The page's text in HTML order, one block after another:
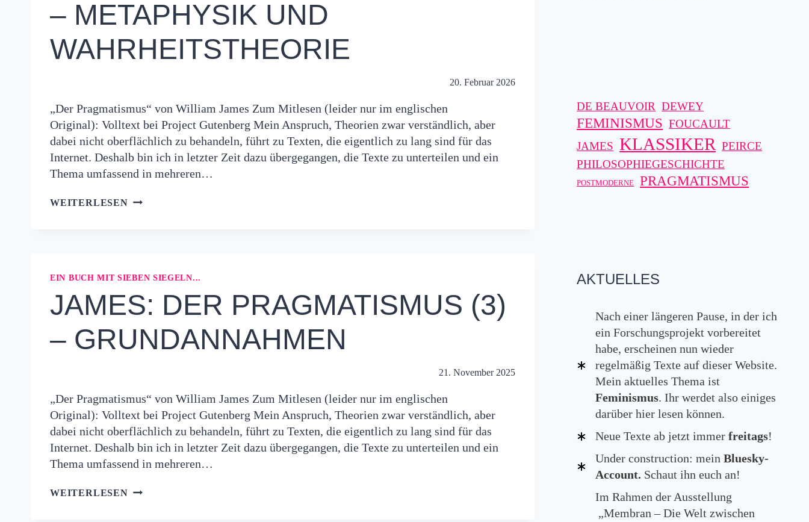
– METAPHYSIK UND
WAHRHEITSTHEORIE
20. Februar 2026
„Der Pragmatismus“ von William James Zum Mitlesen (leider nur im englischen
Original): Volltext bei Project Gutenberg Mein Anspruch, Theorien zwar verständlich, aber
dabei nicht oberflächlich zu behandeln, führt zu Texten, die eigentlich zu lang sind für das
Internet. Deshalb bin ich in letzter Zeit dazu übergegangen, die Texte zu unterteilen und ein
Thema umfassend in mehreren…
WEITERLESENJAMES:
UND
EIN BUCH MIT SIEBEN SIEGELN...
JAMES: DER PRAGMATISMUS (3)
– GRUNDANNAHMEN
21. November 2025
„Der Pragmatismus“ von William James Zum Mitlesen (leider nur im englischen
Original): Volltext bei Project Gutenberg Mein Anspruch, Theorien zwar verständlich, aber
dabei nicht oberflächlich zu behandeln, führt zu Texten, die eigentlich zu lang sind für das
Internet. Deshalb bin ich in letzter Zeit dazu übergegangen, die Texte zu unterteilen und ein
Thema umfassend in mehreren…
WEITERLESENJAMES:
DE BEAUVOIR DEWEY
FEMINISMUS FOUCAULT
JAMES KLASSIKER PEIRCE
PHILOSOPHIEGESCHICHTE
POSTMODERNE PRAGMATISMUS
AKTUELLES
Nach einer längeren Pause, in der ich
ein Forschungsprojekt vorbereitet
habe, erscheinen nun wieder
regelmäßig Texte auf dieser Website.
Mein aktuelles Thema ist
Feminismus. Ihr werdet also einiges
darüber hier lesen können.
Neue Texte ab jetzt immerfreitags!
Under construction: meinBluesky-
Account. Schaut ihn euch an!
Im Rahmen der Ausstellung
„Membran – Die Welt zwischen